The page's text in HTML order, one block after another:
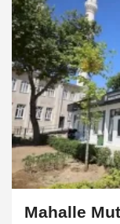
Mahalle